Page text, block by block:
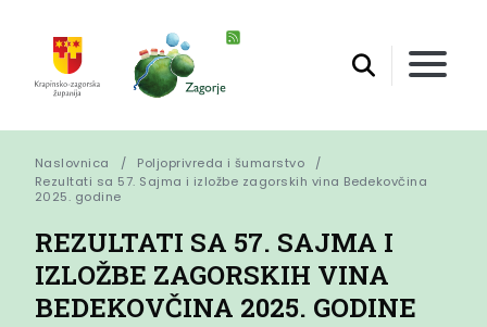
Naslovnica
Poljoprivreda i šumarstvo
Rezultati sa 57. Sajma i izložbe zagorskih vina Bedekovčina
2025. godine
REZULTATI SA 57. SAJMA I
IZLOŽBE ZAGORSKIH VINA
BEDEKOVČINA 2025. GODINE